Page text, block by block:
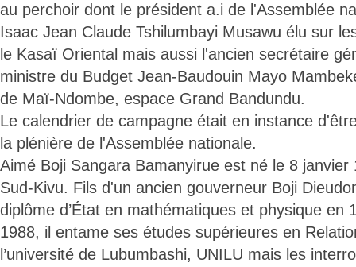
au perchoir dont le président a.i de l'Assemblée
Isaac Jean Claude Tshilumbayi Musawu élu sur
le Kasaï Oriental mais aussi l'ancien secrétaire
ministre du Budget Jean-Baudouin Mayo
de Maï-Ndombe, espace Grand Bandundu.
Le calendrier de campagne était en instance
la plénière de l'Assemblée nationale.
Aimé Boji Sangara Bamanyirue est né le 8 janvier
Sud-Kivu. Fils d'un ancien gouverneur Boji
diplôme d’État en mathématiques et physique en
1988, il entame ses études supérieures en
l’université de Lubumbashi, UNILU mais les